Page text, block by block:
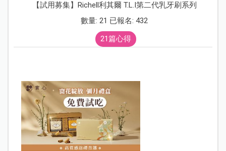
【試用募集】Richell利其爾 T.L.I第二代乳牙刷系列
數量: 21 已報名: 432
21篇心得